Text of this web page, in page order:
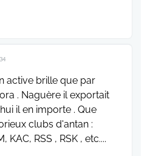
active brille que par
. Naguère il exportait
il en importe . Que
clubs d'antan :
KAC, RSS , RSK , etc....